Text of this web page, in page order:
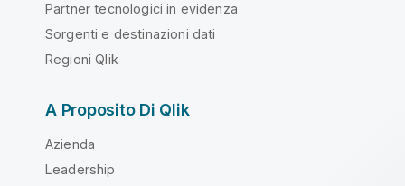
Partner tecnologici in evidenza
Sorgenti e destinazioni dati
Regioni Qlik
A Proposito Di Qlik
Azienda
Leadership